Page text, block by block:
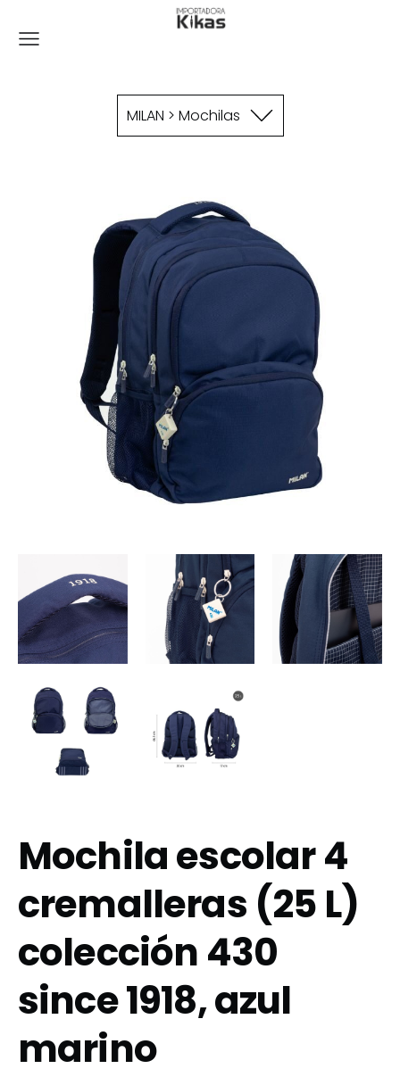
MILAN > Mochilas
Mochila escolar 4
cremalleras (25 L)
colección 430
since 1918, azul
marino